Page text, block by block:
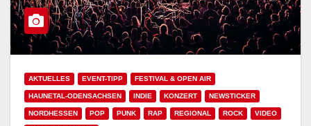
AKTUELLES EVENT-TIPP FESTIVAL & OPEN AIR
HAUNETAL-ODENSACHSEN INDIE KONZERT NEWSTICKER
NORDHESSEN POP PUNK RAP REGIONAL ROCK VIDEO